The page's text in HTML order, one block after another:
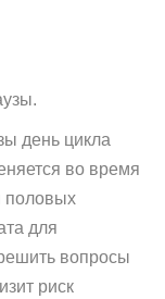
день цикла
во время
половых
для
вопросы
риск